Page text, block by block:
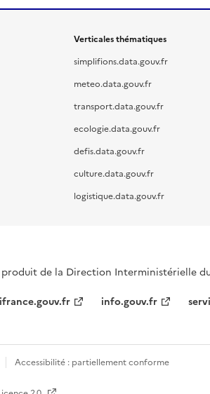
Verticales thématiques
simplifions.data.gouv.fr
meteo.data.gouv.fr
transport.data.gouv.fr
ecologie.data.gouv.fr
defis.data.gouv.fr
culture.data.gouv.fr
logistique.data.gouv.fr
produit de la Direction Interministérielle
info.gouv.fr
Accessibilité : partiellement conforme